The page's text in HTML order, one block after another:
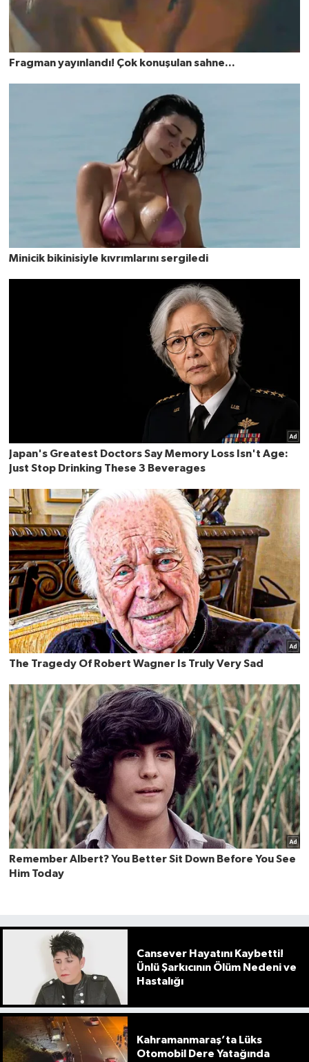
Cansever Hayatını Kaybetti!
Ünlü Şarkıcının Ölüm Nedeni ve
Hastalığı
Kahramanmaraş’ta Lüks
Otomobil Dere Yatağında